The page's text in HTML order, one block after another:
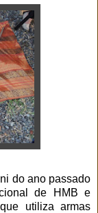
do ano passado
de HMB e
utiliza armas